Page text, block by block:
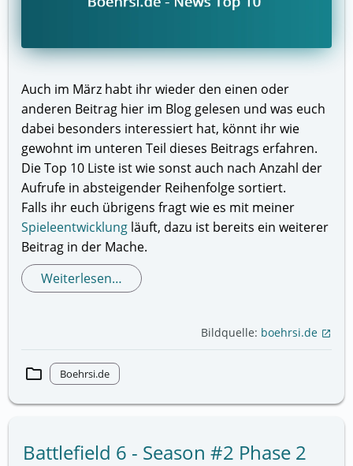
Auch im März habt ihr wieder den einen oder
anderen Beitrag hier im Blog gelesen und was euch
dabei besonders interessiert hat, könnt ihr wie
gewohnt im unteren Teil dieses Beitrags erfahren.
Die Top 10 Liste ist wie sonst auch nach Anzahl der
Aufrufe in absteigender Reihenfolge sortiert.
Falls ihr euch übrigens fragt wie es mit meiner
Spieleentwicklung läuft, dazu ist bereits ein weiterer
Beitrag in der Mache.
Weiterlesen…
Bildquelle: boehrsi.de open_in_new
folder Boehrsi.de
Battlefield 6 - Season #2 Phase 2